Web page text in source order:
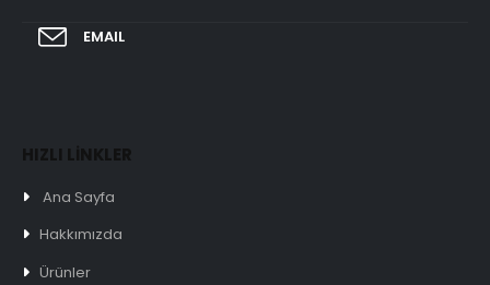
EMAIL
HIZLI LİNKLER
Ana Sayfa
Hakkımızda
Ürünler